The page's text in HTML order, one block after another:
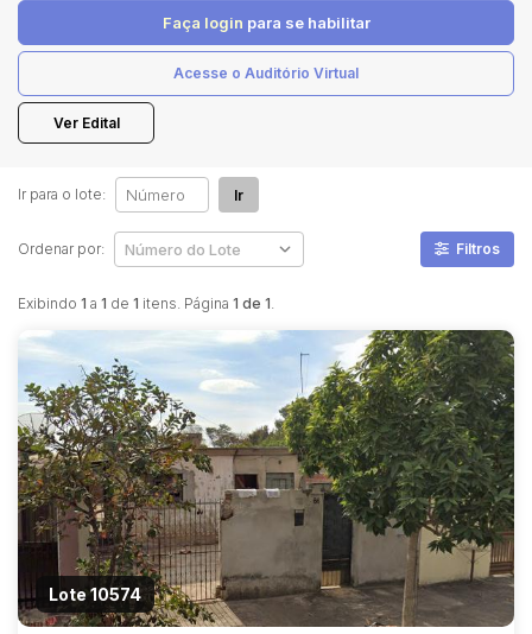
até R$
Faça login para se habilitar
Acesse o Auditório Virtual
Ver Edital
Exibindo 1 a 1 de 1 itens. Página 1 de 1.
Ir para o lote: Ir
Ordenar por: Filtros
Lote 10574